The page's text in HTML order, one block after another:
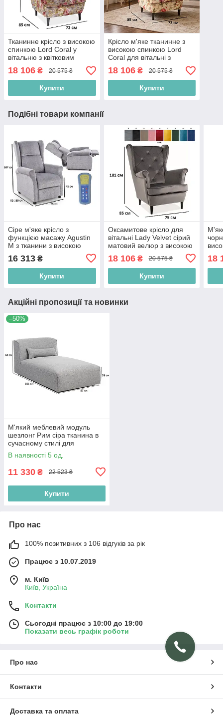
Тканинне крісло з високою
спинкою Lord Coral у
вітальню з квітковим
18 106 ₴ 20 575 ₴
Купити
Крісло м'яке тканинне з
високою спинкою Lord
Coral для вітальні з
18 106₴ 20 575 ₴
Купити
Подібні товари компанії
Сіре м'яке крісло з
функцією масажу Agustin
M з тканини з високою
вітальню
16 313 ₴
Купити
Оксамитове крісло для
вітальні Lady Velvet сірий
матовий велюр з високою
18 106₴ 20 575 ₴
Купити
18
Акційні пропозиції та новинки
–50%
М'який меблевий модуль
шезлонг Рим сіра тканина в
сучасному стилі для
відпочинку
В наявності 5 од.
11 330 ₴ 22 523 ₴
Купити
Про нас
100% позитивних з 106 відгуків за рік
Працює з 10.07.2019
м. Київ
Київ, Україна
Контакти
Сьогодні працює з 10:00 до 19:00
Показати весь графік роботи
Про нас
Контакти
Доставка та оплата